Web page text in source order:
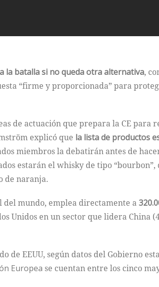
la batalla si no queda otra alternativa,
“firme y proporcionada” para
de actuación que prepara la CE para
explicó que la lista de productos
miembros la debatirán antes de
estarán el whisky de tipo
de naranja.
mundo, emplea directamente a
Unidos en un sector que lidera China
de EEUU, según datos del Gobierno
Europea se cuentan entre los cinco